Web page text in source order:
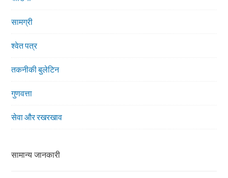
सामग्री
श्वेत पत्र
तकनीकी बुलेटिन
गुणवत्ता
सेवा और रखरखाव
सामान्य जानकारी